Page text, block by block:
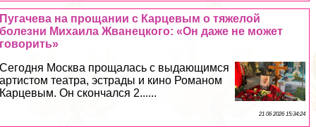
Пугачева на прощании с Карцевым о тяжелой
болезни Михаила Жванецкого: «Он даже не может
говорить»
Сегодня Москва прощалась с выдающимся
артистом театра, эстрады и кино Романом
Карцевым. Он скончался 2......
21 06 2026 15:34:24